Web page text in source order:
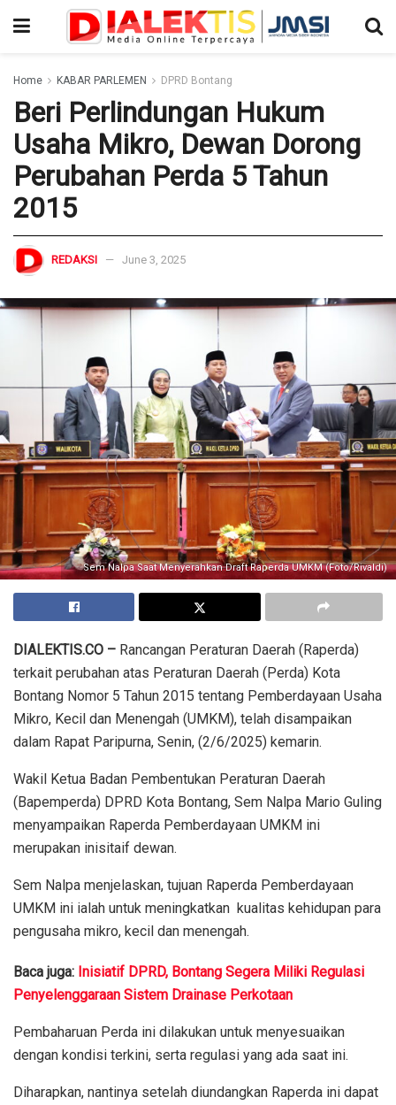
Home KABAR PARLEMEN DPRD Bontang
Beri Perlindungan Hukum
Usaha Mikro, Dewan Dorong
Perubahan Perda 5 Tahun
2015
REDAKSI June 3, 2025
Sem Nalpa Saat Menyerahkan Draft Raperda UMKM (Foto/Rivaldi)
DIALEKTIS.CO – Rancangan Peraturan Daerah (Raperda)
terkait perubahan atas Peraturan Daerah (Perda) Kota
Bontang Nomor 5 Tahun 2015 tentang Pemberdayaan Usaha
Mikro, Kecil dan Menengah (UMKM), telah disampaikan
dalam Rapat Paripurna, Senin, (2/6/2025) kemarin.
Wakil Ketua Badan Pembentukan Peraturan Daerah
(Bapemperda) DPRD Kota Bontang, Sem Nalpa Mario Guling
menyampaikan Raperda Pemberdayaan UMKM ini
merupakan inisitaif dewan.
Sem Nalpa menjelaskan, tujuan Raperda Pemberdayaan
UMKM ini ialah untuk meningkatkan kualitas kehidupan para
pengusaha mikro, kecil dan menengah.
Baca juga: Inisiatif DPRD, Bontang Segera Miliki Regulasi
Penyelenggaraan Sistem Drainase Perkotaan
Pembaharuan Perda ini dilakukan untuk menyesuaikan
dengan kondisi terkini, serta regulasi yang ada saat ini.
Diharapkan, nantinya setelah diundangkan Raperda ini dapat